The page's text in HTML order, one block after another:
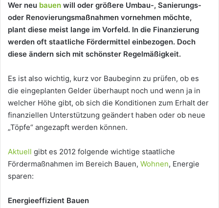
Wer neu bauen will oder größere Umbau-, Sanierungs-
oder Renovierungsmaßnahmen vornehmen möchte,
plant diese meist lange im Vorfeld. In die Finanzierung
werden oft staatliche Fördermittel einbezogen. Doch
diese ändern sich mit schönster Regelmäßigkeit.
Es ist also wichtig, kurz vor Baubeginn zu prüfen, ob es
die eingeplanten Gelder überhaupt noch und wenn ja in
welcher Höhe gibt, ob sich die Konditionen zum Erhalt der
finanziellen Unterstützung geändert haben oder ob neue
„Töpfe“ angezapft werden können.
Aktuell gibt es 2012 folgende wichtige staatliche
Fördermaßnahmen im Bereich Bauen, Wohnen, Energie
sparen:
Energieeffizient Bauen